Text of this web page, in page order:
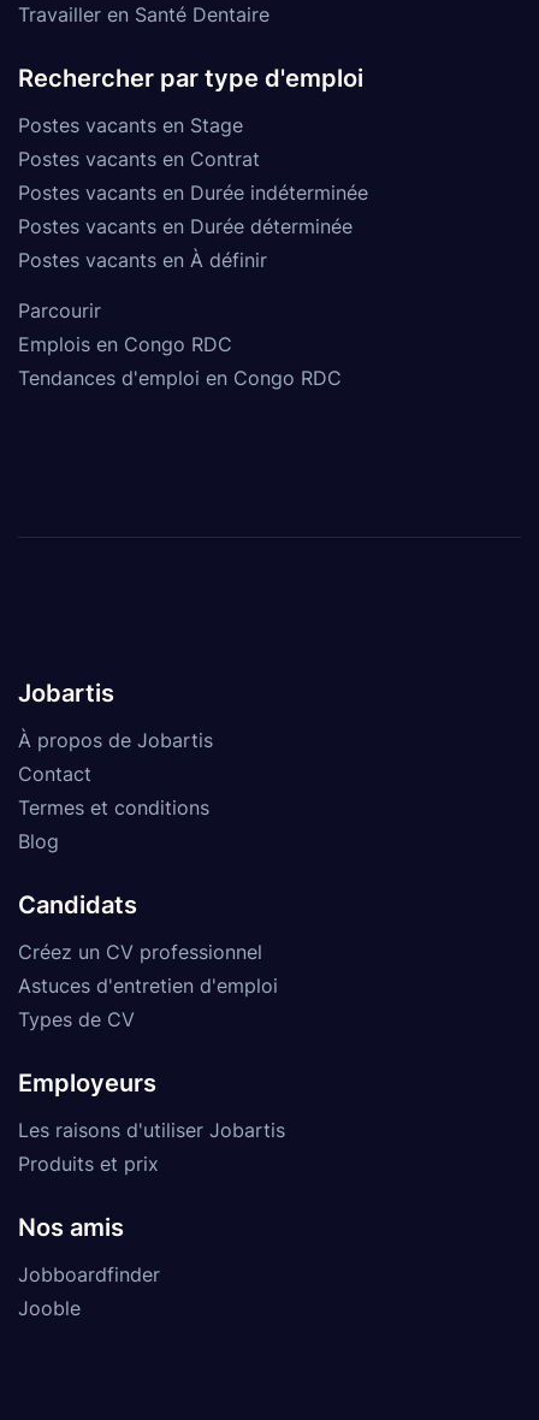
Travailler en Santé Dentaire
Rechercher par type d'emploi
Postes vacants en Stage
Postes vacants en Contrat
Postes vacants en Durée indéterminée
Postes vacants en Durée déterminée
Postes vacants en À définir
Parcourir
Emplois en Congo RDC
Tendances d'emploi en Congo RDC
Jobartis
À propos de Jobartis
Contact
Termes et conditions
Blog
Candidats
Créez un CV professionnel
Astuces d'entretien d'emploi
Types de CV
Employeurs
Les raisons d'utiliser Jobartis
Produits et prix
Nos amis
Jobboardfinder
Jooble